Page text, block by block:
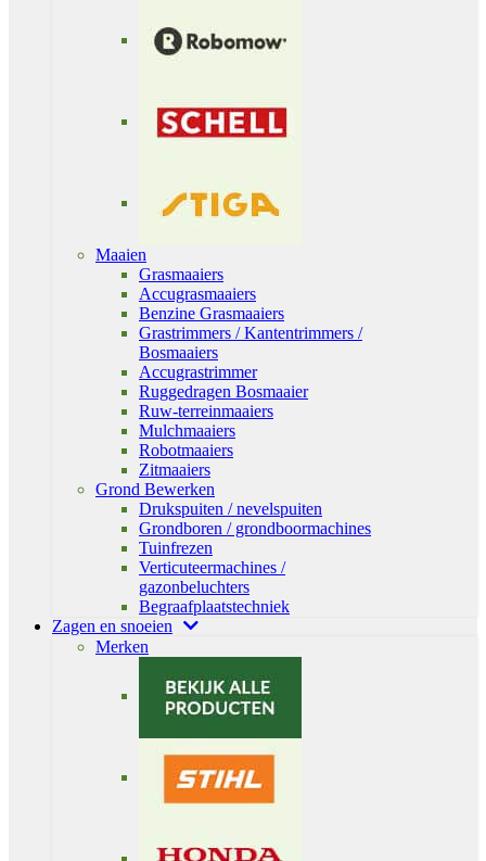
Maaien
Grasmaaiers
Accugrasmaaiers
Benzine Grasmaaiers
Grastrimmers / Kantentrimmers /
Bosmaaiers
Accugrastrimmer
Ruggedragen Bosmaaier
Ruw-terreinmaaiers
Mulchmaaiers
Robotmaaiers
Zitmaaiers
Grond Bewerken
Drukspuiten / nevelspuiten
Grondboren / grondboormachines
Tuinfrezen
Verticuteermachines /
gazonbeluchters
Begraafplaatstechniek
Zagen en snoeien
Merken